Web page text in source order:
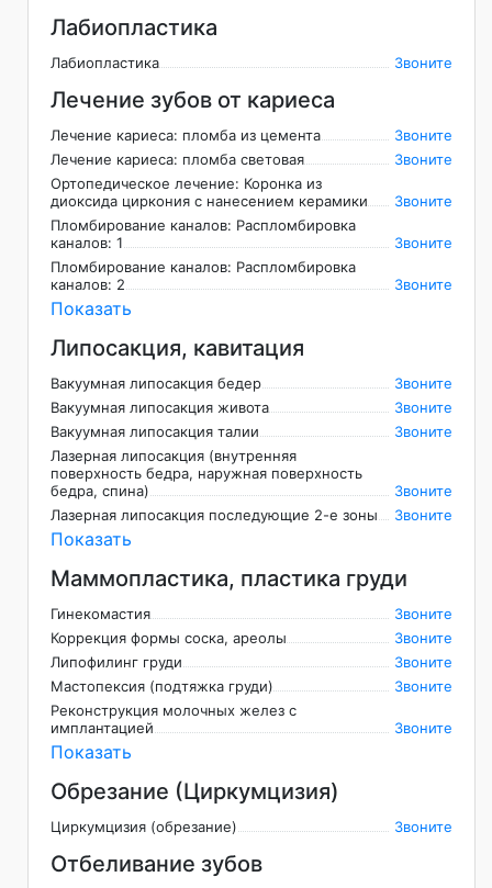
Лабиопластика
Лабиопластика Звоните
Лечение зубов от кариеса
Лечение кариеса: пломба из цемента
Звоните
Лечение кариеса: пломба световая
Звоните
Ортопедическое лечение: Коронка из
диоксида циркония с нанесением керамики
Звоните
Пломбирование каналов: Распломбировка
каналов: 1
Звоните
Пломбирование каналов: Распломбировка
каналов: 2
Звоните
Показать
Липосакция, кавитация
Вакуумная липосакция бедер
Звоните
Вакуумная липосакция живота
Звоните
Вакуумная липосакция талии
Звоните
Лазерная липосакция (внутренняя
поверхность бедра, наружная поверхность
бедра, спина)
Звоните
Лазерная липосакция последующие 2-е зоны
Звоните
Показать
Маммопластика, пластика груди
Гинекомастия
Звоните
Коррекция формы соска, ареолы
Звоните
Липофилинг груди
Звоните
Мастопексия (подтяжка груди)
Звоните
Реконструкция молочных желез с
имплантацией
Звоните
Показать
Обрезание (Циркумцизия)
Циркумцизия (обрезание) Звоните
Отбеливание зубов